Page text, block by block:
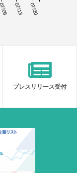
07/06 07/13 07/20
プレスリリース受付